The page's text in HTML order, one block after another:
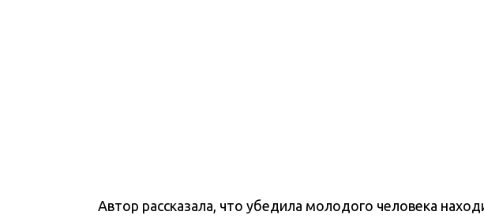
Автор рассказала, что убедила молодого человека